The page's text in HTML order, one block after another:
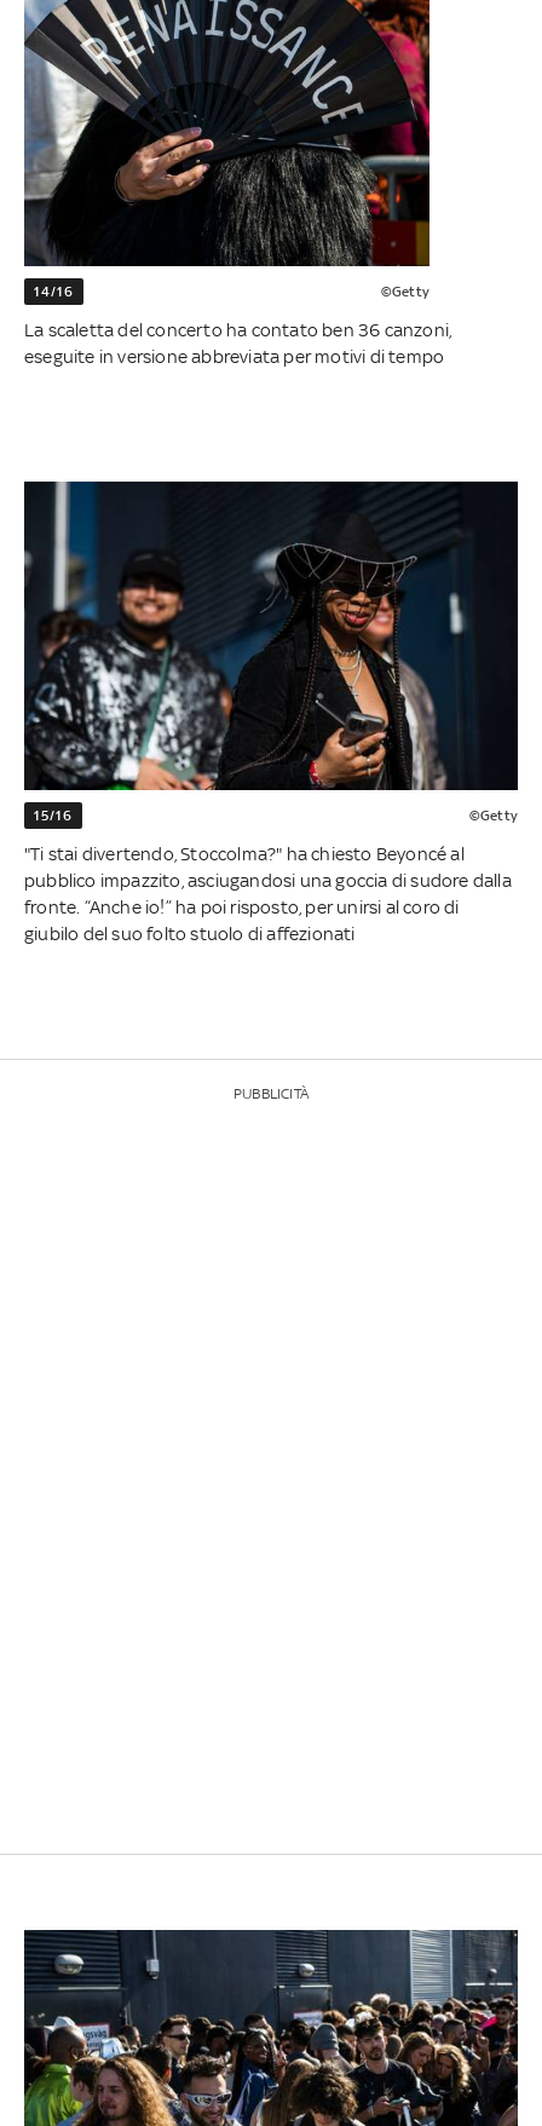
14/16 ©Getty
La scaletta del concerto ha contato ben 36 canzoni,
eseguite in versione abbreviata per motivi di tempo
15/16 ©Getty
"Ti stai divertendo, Stoccolma?" ha chiesto Beyoncé al
pubblico impazzito, asciugandosi una goccia di sudore dalla
fronte. “Anche io!” ha poi risposto, per unirsi al coro di
giubilo del suo folto stuolo di affezionati
PUBBLICITÀ